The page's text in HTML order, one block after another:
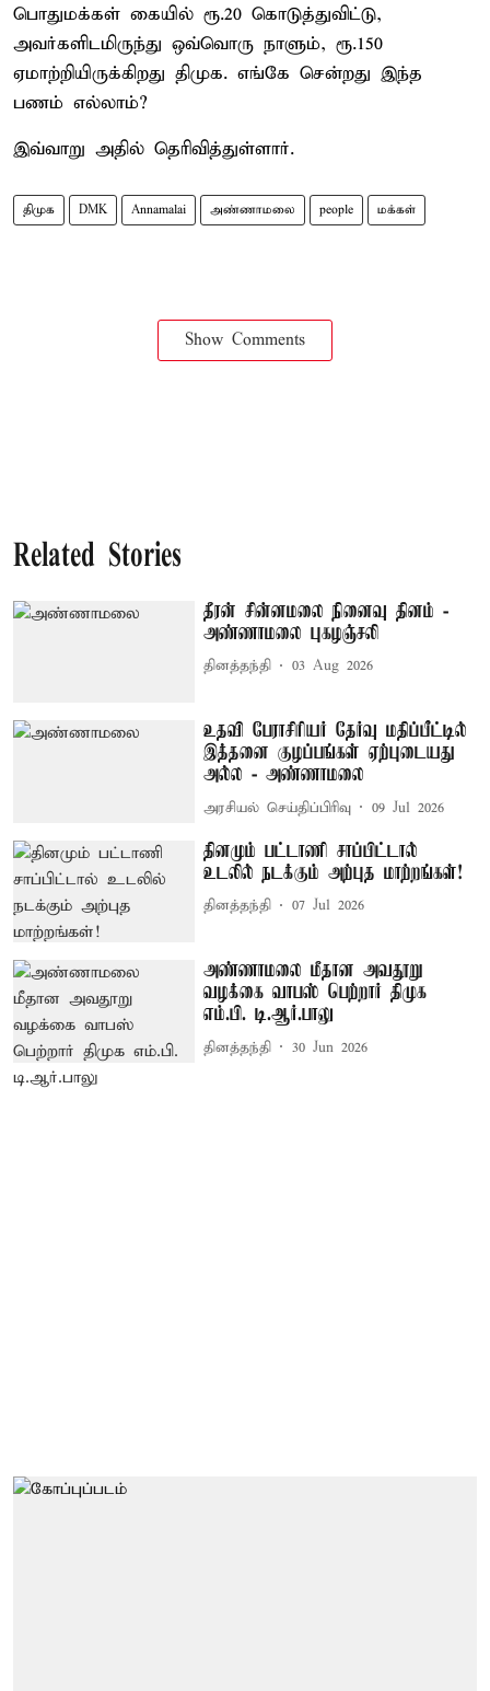
பொதுமக்கள் கையில் ரூ.20 கொடுத்துவிட்டு,
அவர்களிடமிருந்து ஒவ்வொரு நாளும், ரூ.150
ஏமாற்றியிருக்கிறது திமுக. எங்கே சென்றது இந்த
பணம் எல்லாம்?
இவ்வாறு அதில் தெரிவித்துள்ளார்.
திமுக DMK Annamalai அண்ணாமலை people மக்கள்
Show Comments
Related Stories
தீரன் சின்னமலை நினைவு தினம் -
அண்ணாமலை புகழஞ்சலி
தினத்தந்தி 03 Aug 2026
உதவி பேராசிரியர் தேர்வு மதிப்பீட்டில்
இத்தனை குழப்பங்கள் ஏற்புடையது
அல்ல - அண்ணாமலை
அரசியல் செய்திப்பிரிவு 09 Jul 2026
தினமும் பட்டாணி சாப்பிட்டால்
உடலில் நடக்கும் அற்புத மாற்றங்கள்!
தினத்தந்தி 07 Jul 2026
அண்ணாமலை மீதான அவதூறு
வழக்கை வாபஸ் பெற்றார் திமுக
எம்.பி. டி.ஆர்.பாலு
தினத்தந்தி 30 Jun 2026